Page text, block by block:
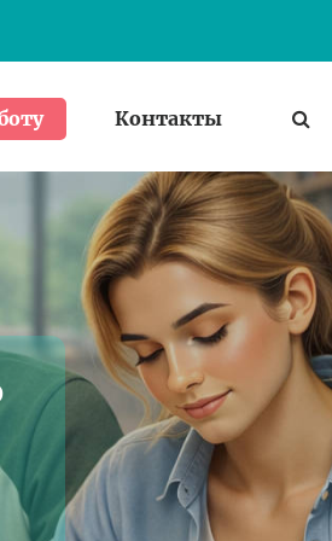
Контакты